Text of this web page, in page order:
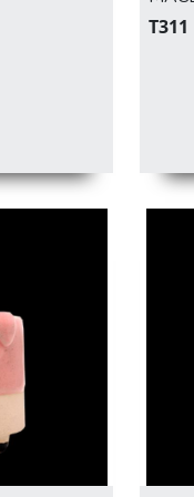
T311